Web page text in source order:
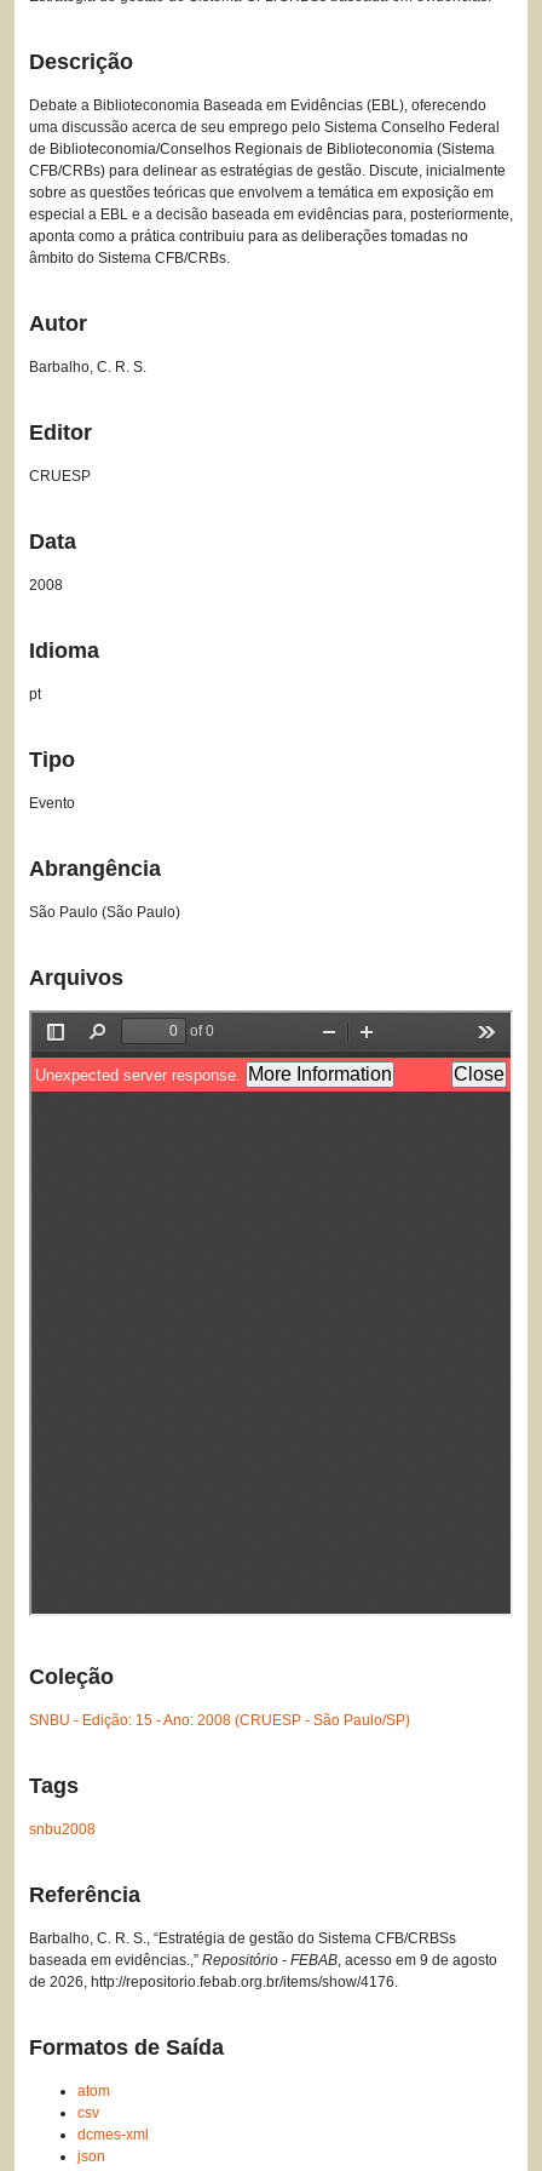
Descrição
Debate a Biblioteconomia Baseada em Evidências (EBL), oferecendo
uma discussão acerca de seu emprego pelo Sistema Conselho Federal
de Biblioteconomia/Conselhos Regionais de Biblioteconomia (Sistema
CFB/CRBs) para delinear as estratégias de gestão. Discute, inicialmente
sobre as questões teóricas que envolvem a temática em exposição em
especial a EBL e a decisão baseada em evidências para, posteriormente,
aponta como a prática contribuiu para as deliberações tomadas no
âmbito do Sistema CFB/CRBs.
Autor
Barbalho, C. R. S.
Editor
CRUESP
Data
2008
Idioma
pt
Tipo
Evento
Abrangência
São Paulo (São Paulo)
Arquivos
Coleção
SNBU - Edição: 15 - Ano: 2008 (CRUESP - São Paulo/SP)
Tags
snbu2008
Referência
Barbalho, C. R. S., “Estratégia de gestão do Sistema CFB/CRBSs
baseada em evidências.,” Repositório - FEBAB, acesso em 9 de agosto
de 2026, http://repositorio.febab.org.br/items/show/4176.
Formatos de Saída
atom
csv
dcmes-xml
json